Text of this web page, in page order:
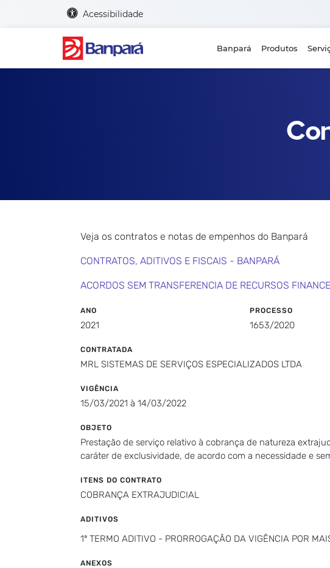
Acessibilidade
Banpará Produtos
Veja os contratos e notas de empenhos do Banpará
CONTRATOS, ADITIVOS E FISCAIS - BANPARÁ
ACORDOS SEM TRANSFERENCIA DE RECURSOS
ANO
2021
PROCESSO
1653/2020
CONTRATADA
MRL SISTEMAS DE SERVIÇOS ESPECIALIZADOS LTDA
VIGÊNCIA
15/03/2021 à 14/03/2022
OBJETO
Prestação de serviço relativo à cobrança de natureza
caráter de exclusividade, de acordo com a necessidade e
ITENS DO CONTRATO
COBRANÇA EXTRAJUDICIAL
ADITIVOS
1º TERMO ADITIVO - PRORROGAÇÃO DA VIGÊNCIA POR
ANEXOS